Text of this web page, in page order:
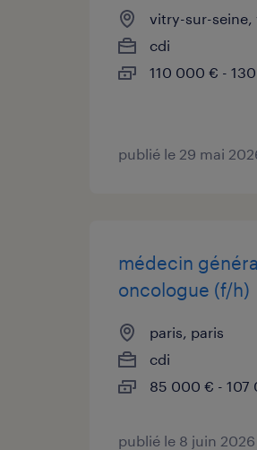
vitry-sur-seine,
cdi
110 000 € -
publié le 29 mai
médecin
oncologue (f/h)
paris, paris
cdi
85 000 € - 107
publié le 8 juin 2026